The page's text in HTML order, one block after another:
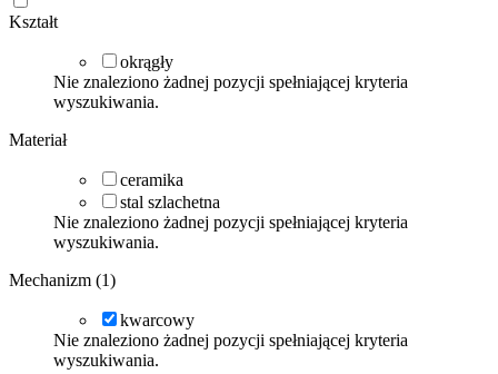
Kształt
okrągły
Nie znaleziono żadnej pozycji spełniającej kryteria
wyszukiwania.
Materiał
ceramika
stal szlachetna
Nie znaleziono żadnej pozycji spełniającej kryteria
wyszukiwania.
Mechanizm (1)
kwarcowy
Nie znaleziono żadnej pozycji spełniającej kryteria
wyszukiwania.